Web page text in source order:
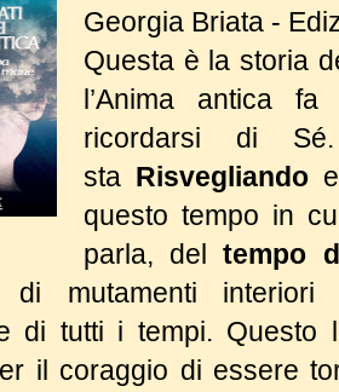
Georgia Briata -
Questa è la storia
l’Anima antica
ricordarsi di
sta Risvegliando
questo tempo in
parla, deltempo
di mutamenti
di tutti i tempi.
il coraggio di essere